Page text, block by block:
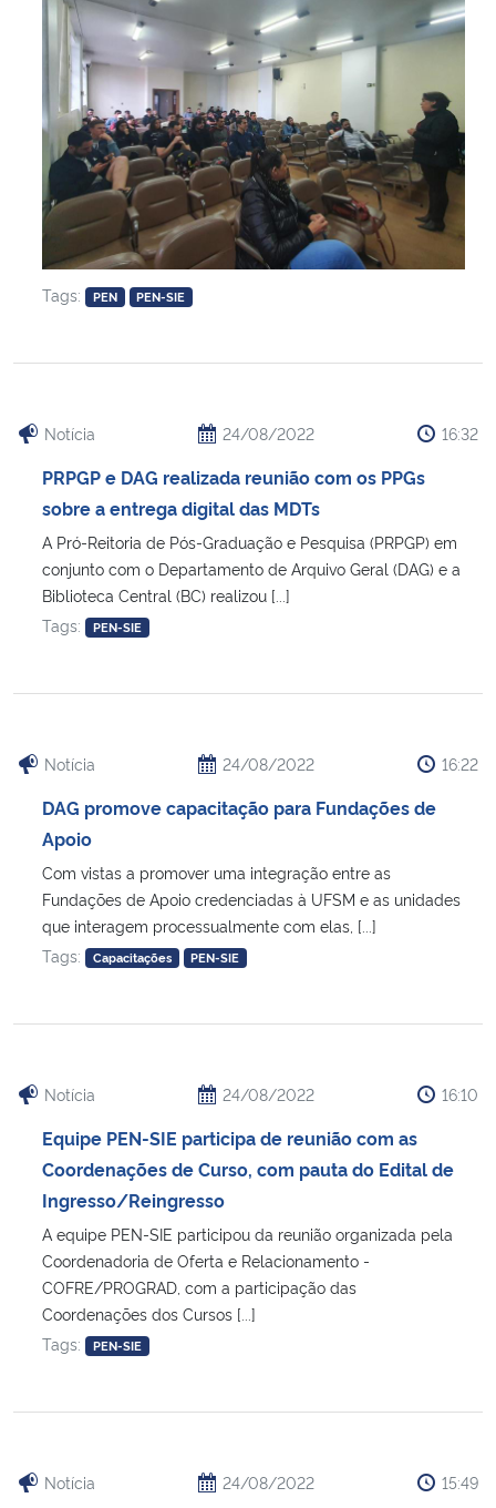
Tags: PEN PEN-SIE
Notícia 24/08/2022 16:32
PRPGP e DAG realizada reunião com os PPGs
sobre a entrega digital das MDTs
A Pró-Reitoria de Pós-Graduação e Pesquisa (PRPGP) em
conjunto com o Departamento de Arquivo Geral (DAG) e a
Biblioteca Central (BC) realizou [...]
Tags:
PEN-SIE
Notícia 24/08/2022 16:22
DAG promove capacitação para Fundações de
Apoio
Com vistas a promover uma integração entre as
Fundações de Apoio credenciadas à UFSM e as unidades
que interagem processualmente com elas, [...]
Tags:
Capacitações PEN-SIE
Notícia 24/08/2022 16:10
Equipe PEN-SIE participa de reunião com as
Coordenações de Curso, com pauta do Edital de
Ingresso/Reingresso
A equipe PEN-SIE participou da reunião organizada pela
Coordenadoria de Oferta e Relacionamento -
COFRE/PROGRAD, com a participação das
Coordenações dos Cursos [...]
Tags:
PEN-SIE
Notícia 24/08/2022 15:49